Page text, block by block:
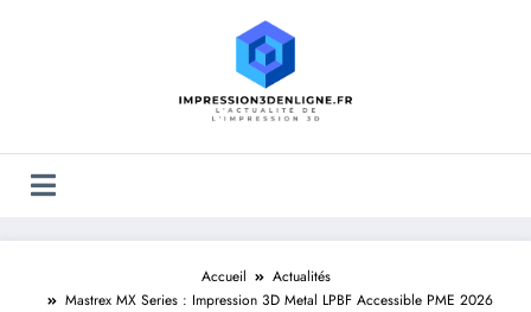
Accueil
Actualités
Mastrex MX Series : Impression 3D Metal LPBF Accessible PME 2026